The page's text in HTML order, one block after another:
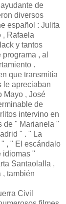
ayudante de
diversos
español : Julita
, Rafaela
y tantos
, al
.
que transmitía
le apreciaban
Mayo , José
de
intervino en
de " Marianela "
" . " La
, " El escándalo
idiomas "
Santaolalla ,
, también
Civil